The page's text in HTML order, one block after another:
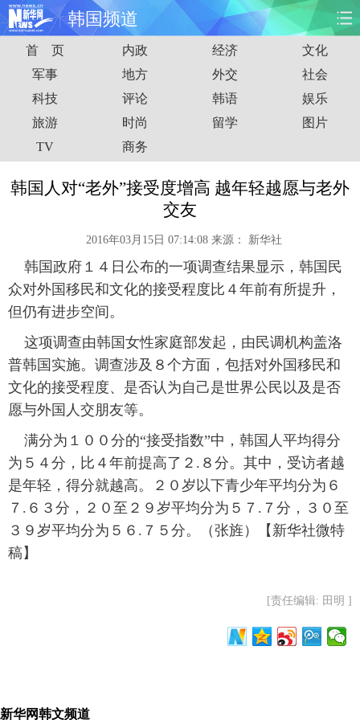
韩国频道
首页 时政 国际 财经
娱乐 体育 人事 教育
时尚 思客
港澳 台湾 华人 汽车
图片 视频 彩票 食品
旅游
金融 公益 军事 无人机
富媒体 摄影 新华广播
首 页 内政 经济
文化
军事
地方 外交
社会
科技
评论 韩语
娱乐
旅游
时尚 留学
图片
TV
商务
韩国人对“老外”接受度增高 越年轻越愿与老外
交友
2016年03月15日 07:14:08 来源： 新华社
韩国政府１４日公布的一项调查结果显示，韩国民
众对外国移民和文化的接受程度比４年前有所提升，
但仍有进步空间。
这项调查由韩国女性家庭部发起，由民调机构盖洛
普韩国实施。调查涉及８个方面，包括对外国移民和
文化的接受程度、是否认为自己是世界公民以及是否
愿与外国人交朋友等。
满分为１００分的“接受指数”中，韩国人平均得分
为５４分，比４年前提高了２.８分。其中，受访者越
是年轻，得分就越高。２０岁以下青少年平均分为６
７.６３分，２０至２９岁平均分为５７.７分，３０至
３９岁平均分为５６.７５分。（张旌）【新华社微特
稿】
[责任编辑: 田明 ]
新华网韩文频道